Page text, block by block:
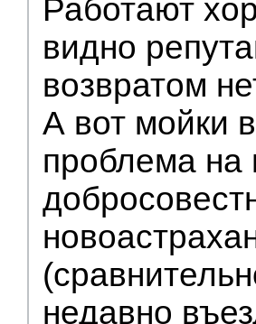
Работают
видно
возвратом
А вот мойки
проблема
недавно